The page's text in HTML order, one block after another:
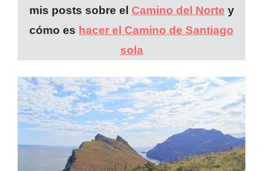
mis posts sobre el Camino del Norte y
cómo es hacer el Camino de Santiago
sola